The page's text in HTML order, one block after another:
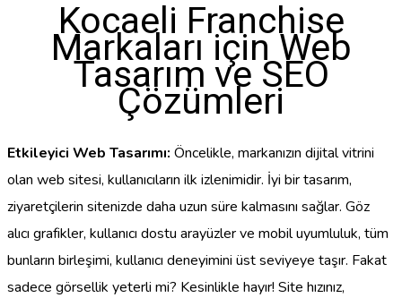
Kocaeli Franchise
Markaları için Web
Tasarım ve SEO
Çözümleri
Etkileyici Web Tasarımı: Öncelikle, markanızın dijital vitrini
olan web sitesi, kullanıcıların ilk izlenimidir. İyi bir tasarım,
ziyaretçilerin sitenizde daha uzun süre kalmasını sağlar. Göz
alıcı grafikler, kullanıcı dostu arayüzler ve mobil uyumluluk, tüm
bunların birleşimi, kullanıcı deneyimini üst seviyeye taşır. Fakat
sadece görsellik yeterli mi? Kesinlikle hayır! Site hızınız,